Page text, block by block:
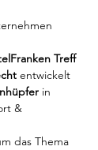
Treff
entwickelt
in
&
das Thema